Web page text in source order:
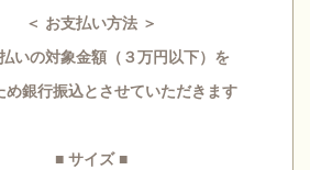
＜ お支払い方法 ＞
いの対象金額（３万円以下）を
め銀行振込とさせていただきます
■ サイズ ■